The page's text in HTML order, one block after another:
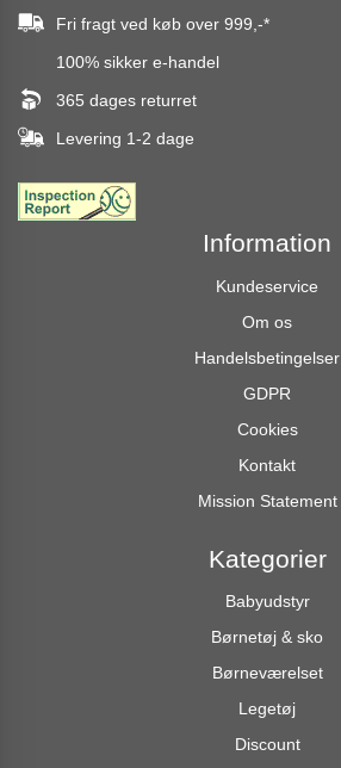
Fri fragt ved køb over 999,-*
100% sikker e-handel
365 dages returret
Levering 1-2 dage
Information
Kundeservice
Om os
Handelsbetingelser
GDPR
Cookies
Kontakt
Mission Statement
Kategorier
Babyudstyr
Børnetøj & sko
Børneværelset
Legetøj
Discount